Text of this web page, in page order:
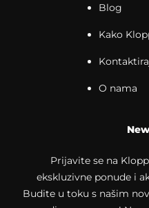
Blog
Kako
O nama
Prijavite se na
ekskluzivne ponude i
Budite u toku s našim